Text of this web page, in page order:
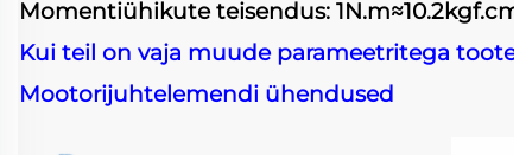
Momentiühikute teisendus:
Kui teil on vaja muude parameetritega
Mootorijuhtelemendi ühendused